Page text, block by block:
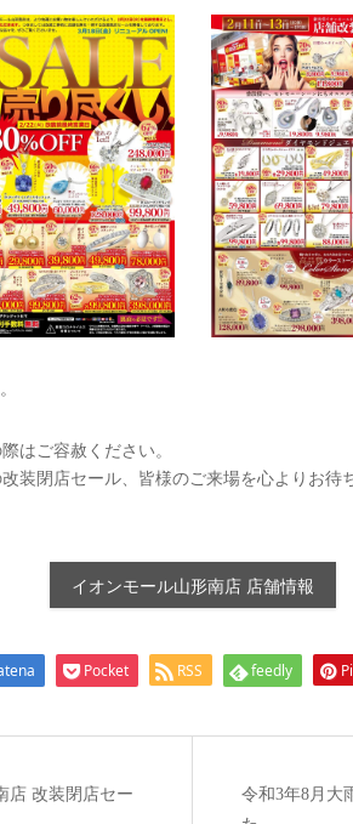
はご容赦ください。
装閉店セール、皆様のご来場を心よりお待
イオンモール山形南店 店舗情報
Pocket RSS feedly
店 改装閉店セー
令和3年8月大